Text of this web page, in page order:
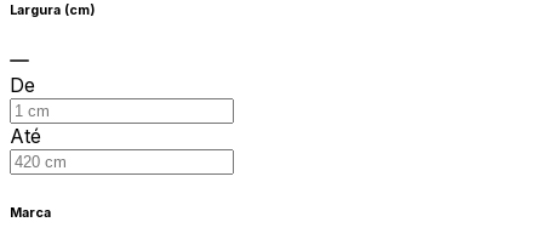
Largura (cm)
De
Até
Marca